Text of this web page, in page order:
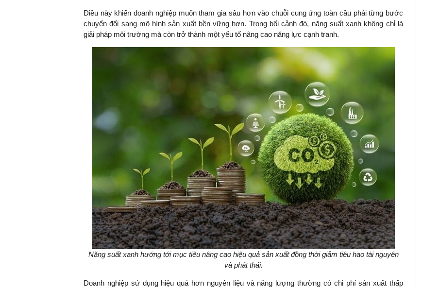
Điều này khiến doanh nghiệp muốn tham gia sâu hơn vào chuỗi cung ứng toàn cầu phải từng bước
chuyển đổi sang mô hình sản xuất bền vững hơn. Trong bối cảnh đó, năng suất xanh không chỉ là
giải pháp môi trường mà còn trở thành một yếu tố nâng cao năng lực cạnh tranh.
Năng suất xanh hướng tới mục tiêu nâng cao hiệu quả sản xuất đồng thời giảm tiêu hao tài nguyên
và phát thải.
Doanh nghiệp sử dụng hiệu quả hơn nguyên liệu và năng lượng thường có chi phí sản xuất thấp